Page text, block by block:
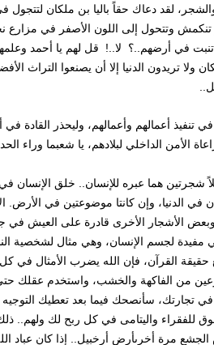
لقد دعاك حقاً باليا بن ملكان
تنكمش وتتحول إلى اللون الأصفر في
تنبت في أرضهم..؟ لا..! قل لهم يا أحمد
ولا تريدون الدنيا إلا أن يصنعوا التراث
في تنفيذ أعمالهم وأعمالهم، وليحذر
الأمن الداخلي لبلادهم، يا شعبما وراء
شجرتين هما عبره للإنسان.. خلق الإنسان
في الدنيا، وإن كانتا موضوعتين في الأرض.
وبعض الأشجار الأخرى قادرة على العيش في
مفيدة لجسم الإنسان، وهي مثال لشخصية
حقيقة القرآن، فإن الله يضرب الأمثال في
من الفاكهة والخشب، واستخدم عقلك حتى
في تجارتك، سأنصحك فيما بعد تعطيك
للفقراء واليتامى في كل ربح لك ولهم..
الجشع مرة أخرىأرض أرخبيل.. إذا كان عباد